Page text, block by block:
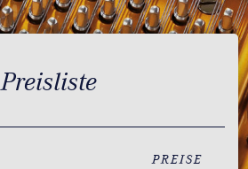
Preisliste
PREISE